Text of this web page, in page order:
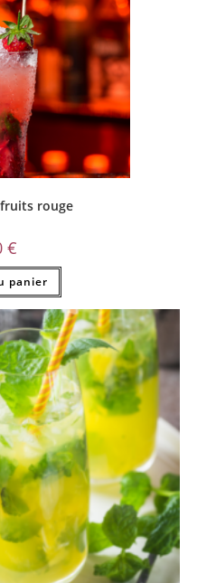
rouge
€
panier